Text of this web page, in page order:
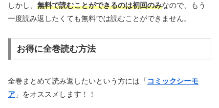
しかし、 無料で読むことができるのは初回のみなので、もう
一度読み返したくても無料では読むことができません。
お得に全巻読む方法
全巻まとめて読み返したいという方には「コミックシーモ
ア 」をオススメします！！